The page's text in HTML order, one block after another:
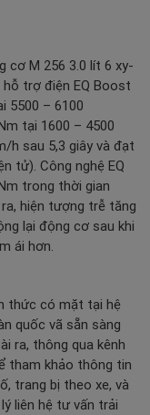
cơ M 256 3.0 lít 6 xy-
trợ điện EQ Boost
5500 – 6100
tại 1600 – 4500
h sau 5,3 giây và đạt
tử). Công nghệ EQ
trong thời gian
hiện tượng trễ tăng
lại động cơ sau khi
ái hơn.
thức có mặt tại hệ
quốc vã sẵn sàng
ra, thông qua kênh
tham khảo thông tin
trang bị theo xe, và
liên hệ tư vấn trải